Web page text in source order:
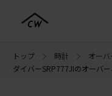
トップ 時計 オー
ダイバーSRP777JIのオーバ